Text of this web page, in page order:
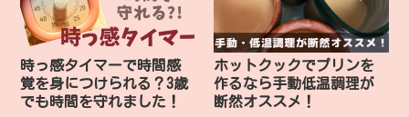
時っ感タイマーで時間感
覚を身につけられる？3歳
でも時間を守れました！
ホットクックでプリンを
作るなら手動低温調理が
断然オススメ！